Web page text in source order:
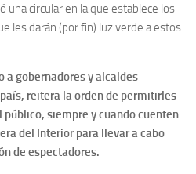
circular en la que establece los
les darán (por fin) luz verde a estos
a gobernadores y alcaldes
reitera la orden de permitirles
siempre y cuando cuenten
del Interior para llevar a cabo
de espectadores.